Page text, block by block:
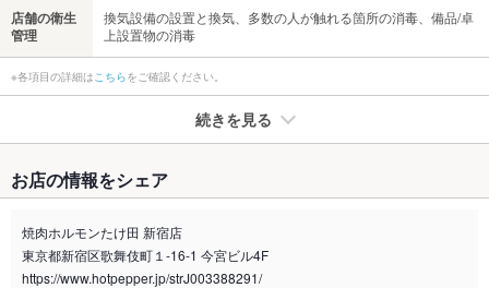
店舗の衛生
管理
換気設備の設置と換気、多数の人が触れる箇所の消毒、備品/卓
上設置物の消毒
※各項目の詳細は こちらをご確認ください。
続きを見る
禁煙・喫煙
全席禁煙
喫煙専用室 あり
お店の情報をシェア
焼肉ホルモンたけ田 新宿店
東京都新宿区歌舞伎町１-16-1 今宮ビル4F
https://www.hotpepper.jp/strJ003388291/